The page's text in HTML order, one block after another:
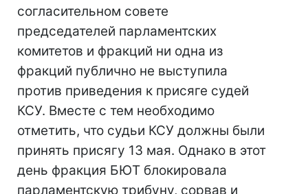
согласительном совете
председателей парламентских
комитетов и фракций ни одна из
фракций публично не выступила
против приведения к присяге судей
КСУ. Вместе с тем необходимо
отметить, что судьи КСУ должны были
принять присягу 13 мая. Однако в этот
день фракция БЮТ блокировала
парламентскую трибуну, сорвав и